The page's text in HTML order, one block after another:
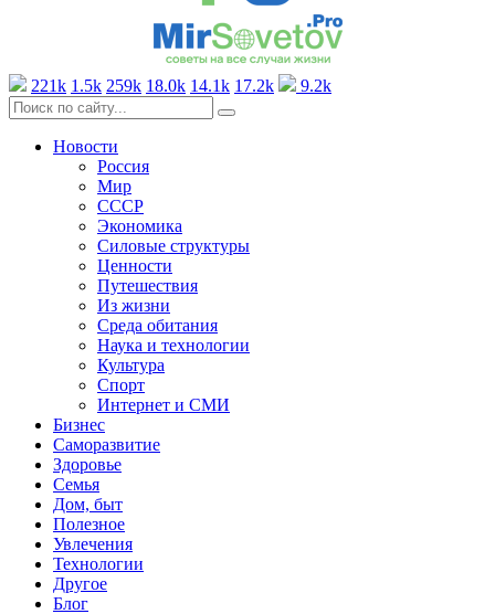
221k 1.5k 259k 18.0k 14.1k 17.2k 9.2k
Новости
Россия
Мир
СССР
Экономика
Силовые структуры
Ценности
Путешествия
Из жизни
Среда обитания
Наука и технологии
Культура
Спорт
Интернет и СМИ
Бизнес
Саморазвитие
Здоровье
Семья
Дом, быт
Полезное
Увлечения
Технологии
Другое
Блог